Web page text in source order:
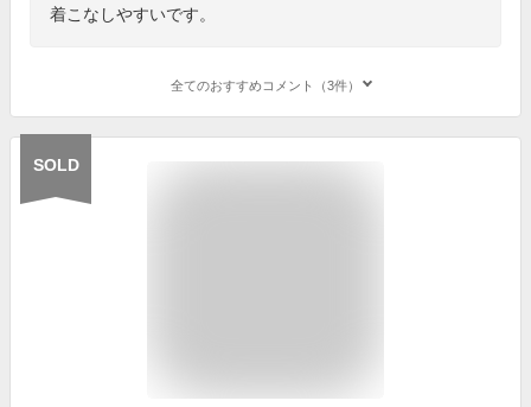
着こなしやすいです。
全てのおすすめコメント（3件）
SOLD